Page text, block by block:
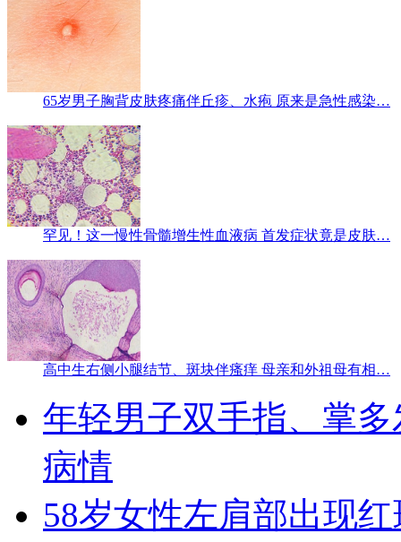
65岁男子胸背皮肤疼痛伴丘疹、水疱 原来是急性感染…
罕见！这一慢性骨髓增生性血液病 首发症状竟是皮肤…
高中生右侧小腿结节、斑块伴瘙痒 母亲和外祖母有相…
年轻男子双手指、掌
病情
58岁女性左肩部出现